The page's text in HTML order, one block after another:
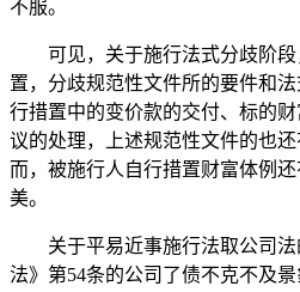
不服。
可见，关于施行法式分歧阶段
置，分歧规范性文件所的要件和
行措置中的变价款的交付、标的
议的处理，上述规范性文件的也
而，被施行人自行措置财富体例
美。
关于平易近事施行法取公司法
法》第54条的公司了债不克不及